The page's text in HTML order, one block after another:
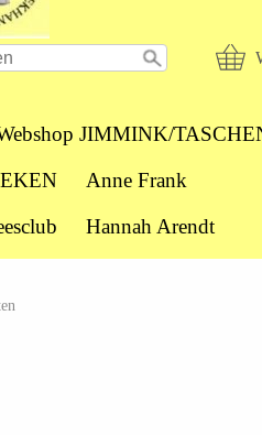
JIMMINK/
Anne Frank
Hannah Arendt